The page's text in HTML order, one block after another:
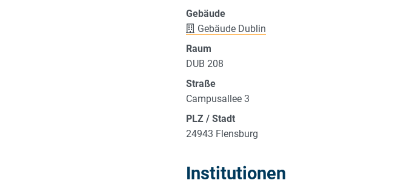
Gebäude
Gebäude Dublin
Raum
DUB 208
Straße
Campusallee 3
PLZ / Stadt
24943 Flensburg
Institutionen